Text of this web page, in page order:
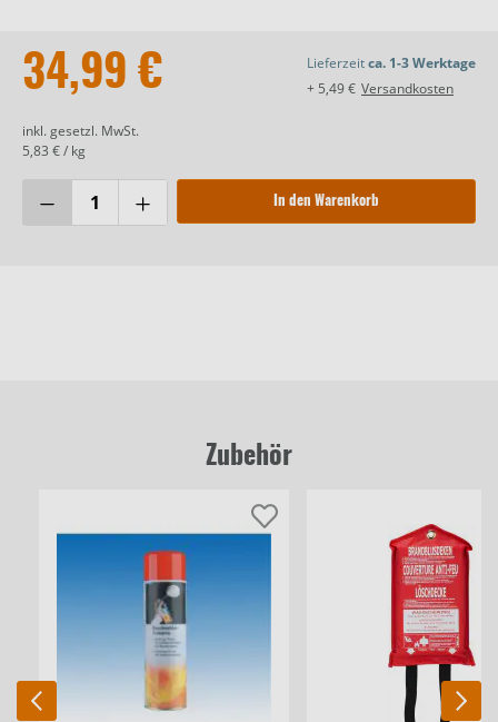
34,99 €
inkl. gesetzl. MwSt.
5,83 € / kg
Lieferzeitca. 1-3 Werktage
+ 5,49 € Versandkosten
In den Warenkorb
Zubehör